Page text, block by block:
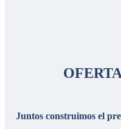
Juntos construimos el